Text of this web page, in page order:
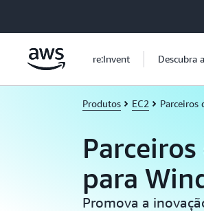
re:Invent Descubra
Produtos EC2 Parceiros
para
Promova a